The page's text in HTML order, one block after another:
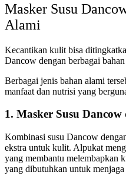
Masker Susu
Alami
Kecantikan kulit bisa
Dancow dengan berbagai
Berbagai jenis bahan alami
manfaat dan nutrisi yang
1. Masker Susu
Kombinasi susu Dancow
ekstra untuk kulit. Alpukat
yang membantu melembapkan
yang dibutuhkan untuk